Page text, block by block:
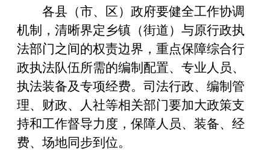
各县（市、区）政府要健全工作协调
机制，清晰界定乡镇（街道）与原行政执
法部门之间的权责边界，重点保障综合行
政执法队伍所需的编制配置、专业人员、
执法装备及专项经费。司法行政、编制管
理、财政、人社等相关部门要加大政策支
持和工作督导力度，保障人员、装备、经
费、场地同步到位。